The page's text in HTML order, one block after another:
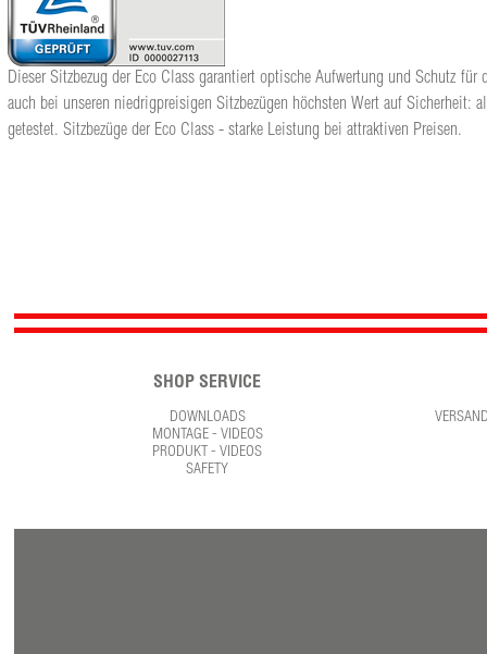
Dieser Sitzbezug der Eco Class garantiert optische Aufwertung und Schutz
auch bei unseren niedrigpreisigen Sitzbezügen höchsten Wert auf
getestet. Sitzbezüge der Eco Class - starke Leistung bei attraktiven Preisen.
SHOP SERVICE
DOWNLOADS
MONTAGE - VIDEOS
PRODUKT - VIDEOS
SAFETY